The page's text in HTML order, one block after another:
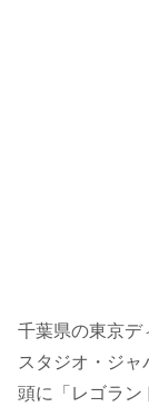
千葉県の東京デ
スタジオ・ジ
頭に「レゴラン